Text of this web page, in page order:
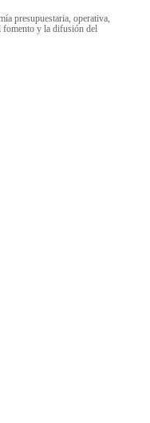
presupuestaria, operativa,
fomento y la difusión del